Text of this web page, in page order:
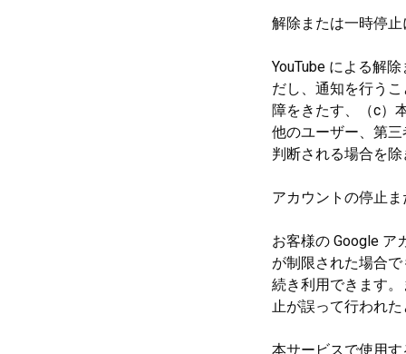
解除または一時停
YouTube による解
だし、通知を行う
障をきたす、（c）
他のユーザー、第三
判断される場合を
アカウントの停止
お客様の Google ア
が制限された場合
続き利用できます
止が誤って行われ
本サービスで使用